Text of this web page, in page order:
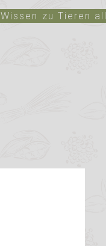
Wissen zu Tieren